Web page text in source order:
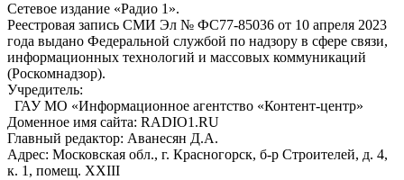
Сетевое издание «Радио 1».
Реестровая запись СМИ Эл № ФС77-85036 от 10 апреля 2023
года выдано Федеральной службой по надзору в сфере связи,
информационных технологий и массовых коммуникаций
(Роскомнадзор).
Учредитель:
ГАУ МО «Информационное агентство «Контент-центр»
Доменное имя сайта: RADIO1.RU
Главный редактор: Аванесян Д.А.
Адрес: Московская обл., г. Красногорск, б-р Строителей, д. 4,
к. 1, помещ. XXIII